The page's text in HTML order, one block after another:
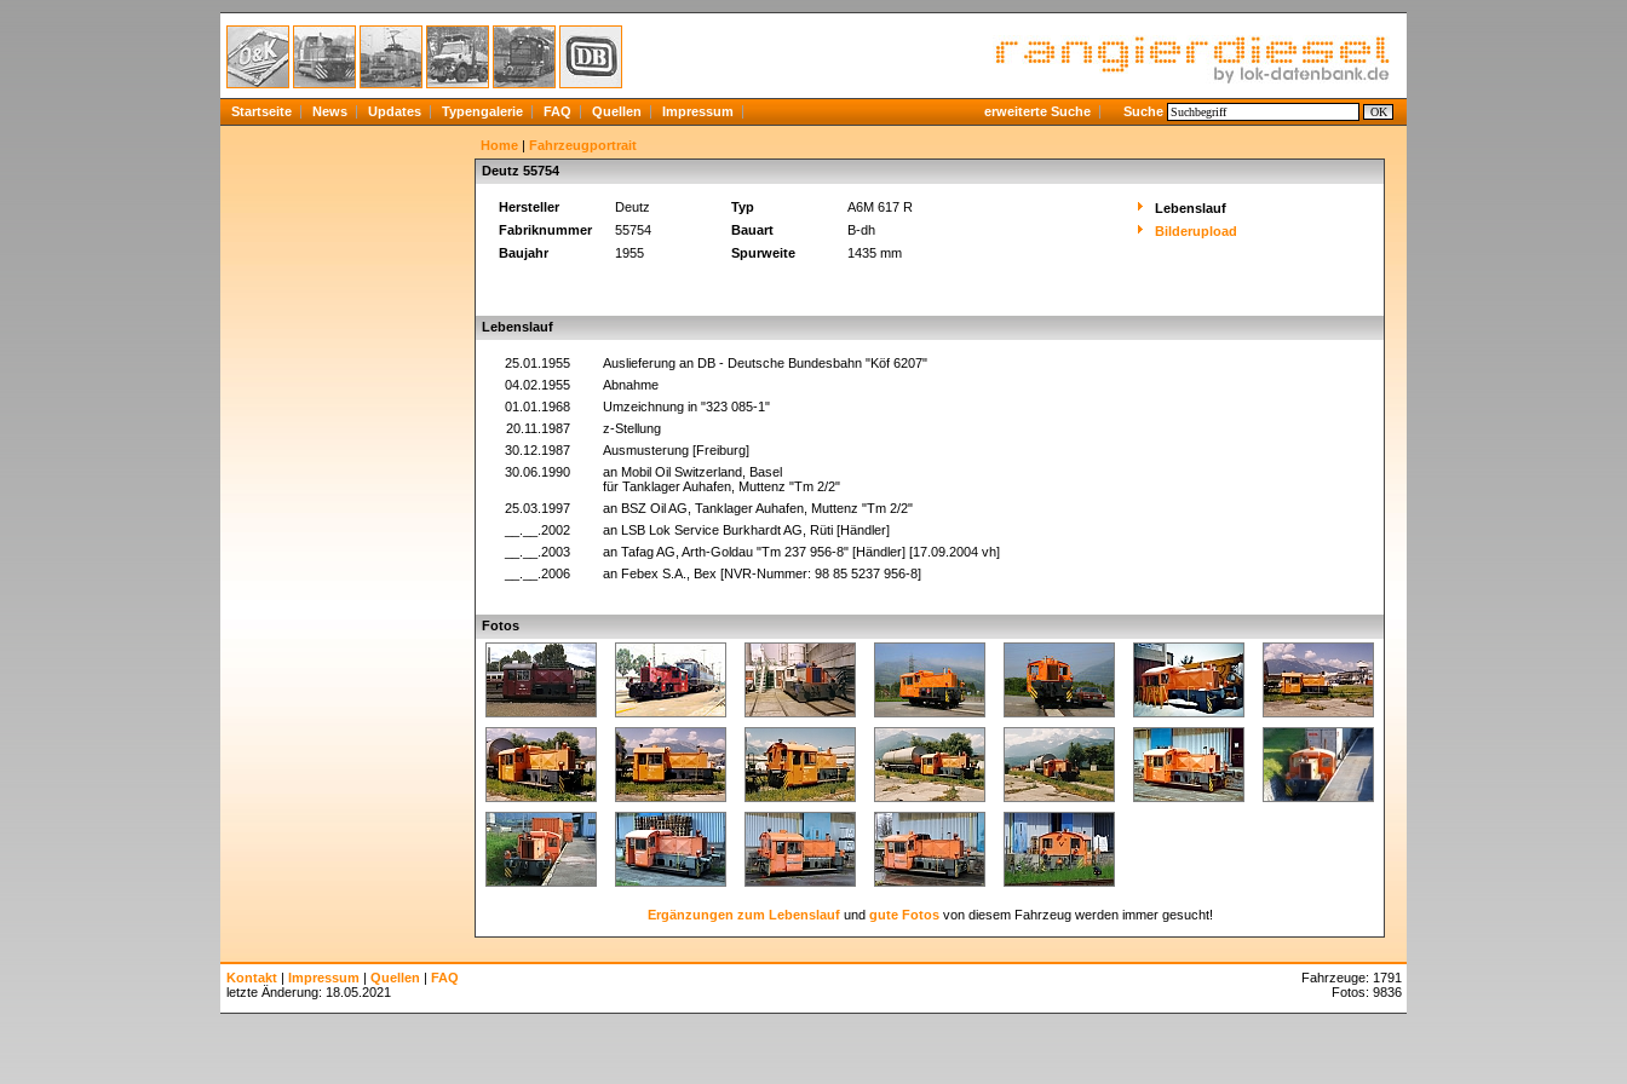
Startseite News Updates Typengalerie FAQ Quellen Impressum erweiterte Suche Suche
Home | Fahrzeugportrait
Deutz 55754
Hersteller Deutz Typ A6M 617 R
Lebenslauf
Fabriknummer
55754 Bauart B-dh
Bilderupload
Baujahr
1955 Spurweite 1435 mm
Lebenslauf
25.01.1955
Auslieferung an DB - Deutsche Bundesbahn "Köf 6207"
04.02.1955
Abnahme
01.01.1968
Umzeichnung in "323 085-1"
20.11.1987
z-Stellung
30.12.1987
Ausmusterung [Freiburg]
30.06.1990
an Mobil Oil Switzerland, Basel
für Tanklager Auhafen, Muttenz "Tm 2/2"
25.03.1997
an BSZ Oil AG, Tanklager Auhafen, Muttenz "Tm 2/2"
__.__.2002
an LSB Lok Service Burkhardt AG, Rüti [Händler]
__.__.2003
an Tafag AG, Arth-Goldau "Tm 237 956-8" [Händler] [17.09.2004 vh]
__.__.2006
an Febex S.A., Bex [NVR-Nummer: 98 85 5237 956-8]
Fotos
Ergänzungen zum Lebenslaufund gute Fotosvon diesem Fahrzeug werden immer gesucht!
Kontakt | Impressum | Quellen | FAQ
letzte Änderung: 18.05.2021
Fahrzeuge: 1791
Fotos: 9836